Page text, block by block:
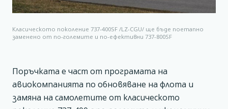
Класическото поколение 737-400SF /LZ-CGU/ ще бъде поетапно
заменено от по-големите и по-ефективни 737-800SF
Поръчката е част от програмата на
авиокомпанията по обновяване на флота и
замяна на самолетите от класическото